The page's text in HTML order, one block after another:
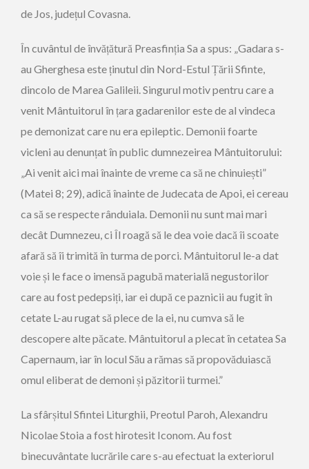
de Jos, județul Covasna.
În cuvântul de învățătură Preasfinția Sa a spus: „Gadara s-
au Gherghesa este ținutul din Nord-Estul Țării Sfinte,
dincolo de Marea Galileii. Singurul motiv pentru care a
venit Mântuitorul în țara gadarenilor este de al vindeca
pe demonizat care nu era epileptic. Demonii foarte
vicleni au denunțat în public dumnezeirea Mântuitorului:
„Ai venit aici mai înainte de vreme ca să ne chinuiești”
(Matei 8; 29), adică înainte de Judecata de Apoi, ei cereau
ca să se respecte rânduiala. Demonii nu sunt mai mari
decât Dumnezeu, ci Îl roagă să le dea voie dacă îi scoate
afară să îi trimită în turma de porci. Mântuitorul le-a dat
voie și le face o imensă pagubă materială negustorilor
care au fost pedepsiți, iar ei după ce paznicii au fugit în
cetate L-au rugat să plece de la ei, nu cumva să le
descopere alte păcate. Mântuitorul a plecat în cetatea Sa
Capernaum, iar în locul Său a rămas să propovăduiască
omul eliberat de demoni și păzitorii turmei.”
La sfârșitul Sfintei Liturghii, Preotul Paroh, Alexandru
Nicolae Stoia a fost hirotesit Iconom. Au fost
binecuvântate lucrările care s-au efectuat la exteriorul